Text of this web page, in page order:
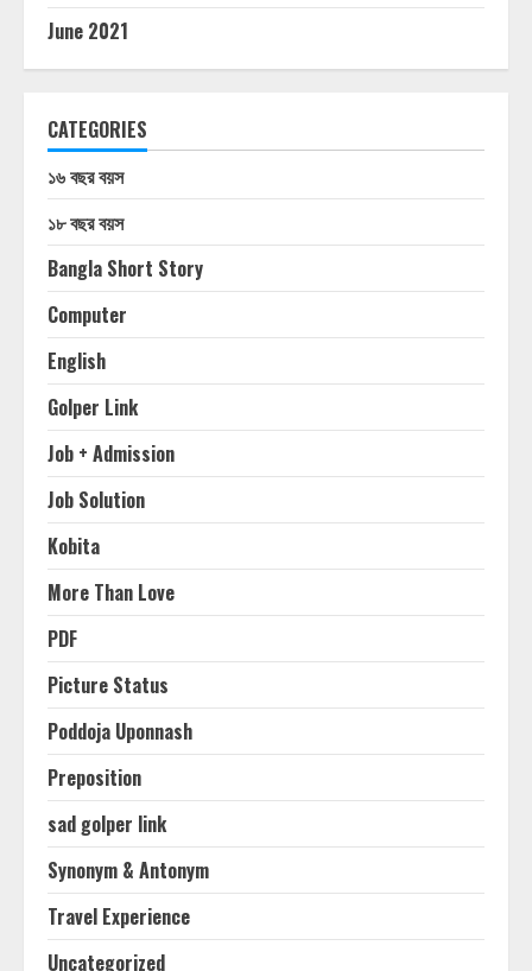
June 2021
CATEGORIES
১৬ বছর বয়স
১৮ বছর বয়স
Bangla Short Story
Computer
English
Golper Link
Job + Admission
Job Solution
Kobita
More Than Love
PDF
Picture Status
Poddoja Uponnash
Preposition
sad golper link
Synonym & Antonym
Travel Experience
Uncategorized